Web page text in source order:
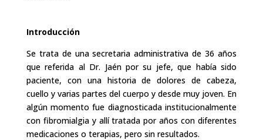
Introducción
Se trata de una secretaria administrativa de 36 años
que referida al Dr. Jaén por su jefe, que había sido
paciente, con una historia de dolores de cabeza,
cuello y varias partes del cuerpo y desde muy joven. En
algún momento fue diagnosticada institucionalmente
con fibromialgia y allí tratada por años con diferentes
medicaciones o terapias, pero sin resultados.